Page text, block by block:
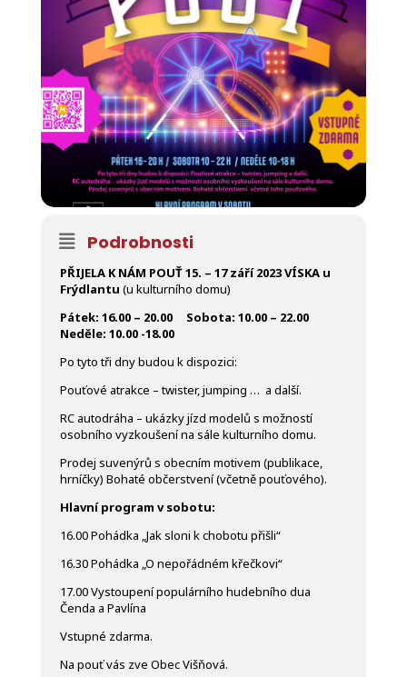
Podrobnosti
PŘIJELA K NÁM POUŤ 15. – 17 září 2023 VÍSKA u
Frýdlantu (u kulturního domu)
Pátek: 16.00 – 20.00 Sobota: 10.00 – 22.00
Neděle: 10.00 -18.00
Po tyto tři dny budou k dispozici:
Pouťové atrakce – twister, jumping … a další.
RC autodráha – ukázky jízd modelů s možností
osobního vyzkoušení na sále kulturního domu.
Prodej suvenýrů s obecním motivem (publikace,
hrníčky) Bohaté občerstvení (včetně pouťového).
Hlavní program v sobotu:
16.00 Pohádka „Jak sloni k chobotu přišli“
16.30 Pohádka „O nepořádném křečkovi“
17.00 Vystoupení populárního hudebního dua
Čenda a Pavlína
Vstupné zdarma.
Na pouť vás zve Obec Višňová.